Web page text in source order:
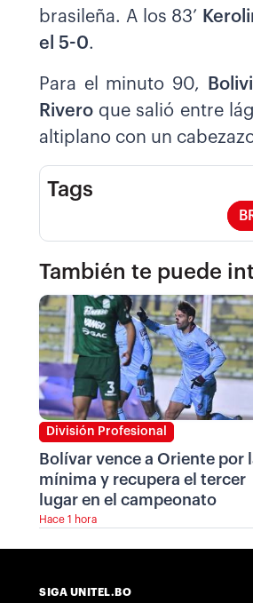
brasileña. A los 83’
el 5-0.
Para el minuto 90,
Rivero que salió entre
altiplano con un
Tags
También te puede
División Profesional
Bolívar vence a Oriente por
mínima y recupera el tercer
lugar en el campeonato
Hace 1 hora
SIGA UNITEL.BO